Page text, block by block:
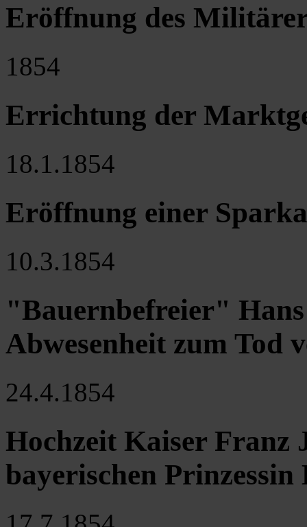
Eröffnung des
1854
Errichtung der
18.1.1854
Eröffnung einer
10.3.1854
"Bauernbefreier"
Abwesenheit zum Tod
24.4.1854
Hochzeit Kaiser Franz
bayerischen Prinzessin